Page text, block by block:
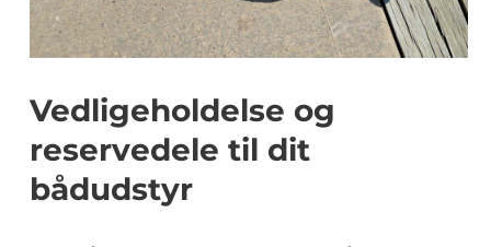
Vedligeholdelse og
reservedele til dit
bådudstyr